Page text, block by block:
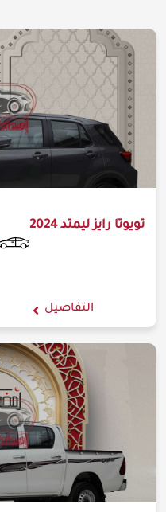
تويوتا رايز ليمتد 2024
التفاصيل